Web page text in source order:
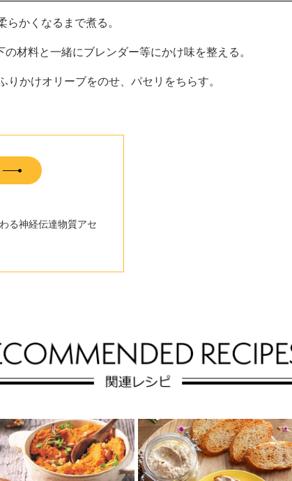
かくなるまで煮る。
材料と一緒にブレンダー等にかけ味を整える。
かけオリーブをのせ、パセリをちらす。
る神経伝達物質アセ